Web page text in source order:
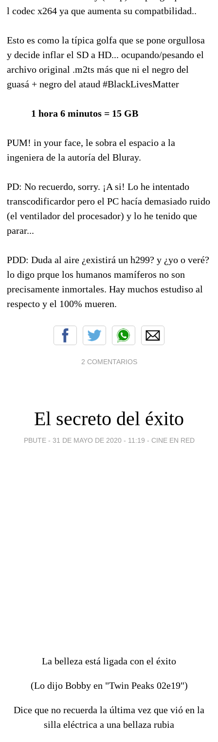
l codec x264 ya que aumenta su compatbilidad..
Esto es como la típica golfa que se pone orgullosa
y decide inflar el SD a HD... ocupando/pesando el
archivo original .m2ts más que ni el negro del
guasá + negro del ataud #BlackLivesMatter
1 hora 6 minutos = 15 GB
PUM! in your face, le sobra el espacio a la
ingeniera de la autoría del Bluray.
PD: No recuerdo, sorry. ¡A si! Lo he intentado
transcodificardor pero el PC hacía demasiado ruido
(el ventilador del procesador) y lo he tenido que
parar...
PDD: Duda al aire ¿existirá un h299? y ¿yo o veré?
lo digo prque los humanos mamíferos no son
precisamente inmortales. Hay muchos estudiso al
respecto y el 100% mueren.
2 COMENTARIOS
El secreto del éxito
PBUTE - 31 DE MAYO DE 2020 - 11:19 - CINE EN RED
La belleza está ligada con el éxito
(Lo dijo Bobby en "Twin Peaks 02e19")
Dice que no recuerda la última vez que vió en la
silla eléctrica a una bellaza rubia